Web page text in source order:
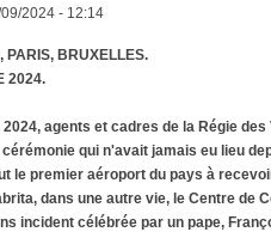
2024 - 12:14
PARIS, BRUXELLES.
2024.
agents et cadres de la Régie des
qui n'avait jamais eu lieu
le premier aéroport du pays à
dans une autre vie, le Centre de
incident célébrée par un pape,